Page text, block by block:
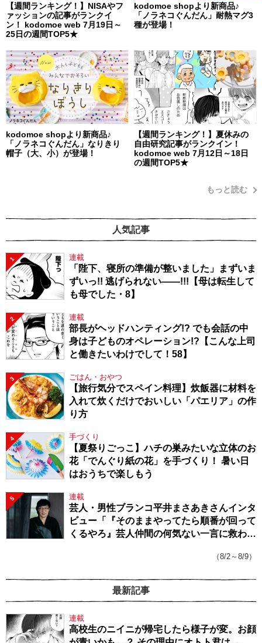
【週間ランキング！】NISAやフ
ァッションの記事がランクイ
ン！ kodomoe web 7月19日～
25日の週間TOP5★
kodomoe shopより新商品♪
「ノラネコぐんだん」耐熱マグ3
種が登場！
kodomoe shopより新商品♪
「ノラネコぐんだん」なりきり
帽子（大、小）が登場！
【週間ランキング！】夏休みの
自由研究記事がランクイン！
kodomoe web 7月12日～18日
の週間TOP5★
もっと読む
人気記事
1 連載
「陛下、寝所の準備が整いました」まずいま
ずいっ!! 逃げられない――!!!【母は転生して
も母でした・8】
2 連載
部長がヘッドハンティング!? でも会話の中
身は子どものオペレーション!?【こんな上司
と働きたいわけでして！58】
3 ごはん・おやつ
【旅行気分でスペイン料理】炊飯器に材料を
入れて炊くだけでおいしい「パエリア」の作
り方
4 手づくり
【夏祭りごっこ】ハチの巣みたいな立体のお
花「でんぐり紙の花」を手づくり！ 暑い日
はおうちで楽しもう
5 連載
芸人・男性ブランコ平井まさあきさんインタ
ビュー「『そのままやってたら順番が回って
くるやろ』芸人仲間の何気ない一言に救われ
（8/2～8/9）
最新記事
連載
高校生のニイニが帰宅したら様子が変。お顔